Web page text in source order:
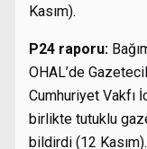
Kasım).
P24 raporu:
OHAL’de
Cumhuriyet Vakfı
birlikte tutuklu
bildirdi (12 Kasım).